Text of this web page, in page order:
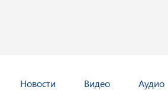
Новости Видео Аудио